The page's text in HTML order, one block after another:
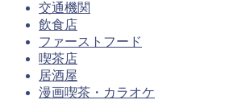
交通機関
飲食店
ファーストフード
喫茶店
居酒屋
漫画喫茶・カラオケ